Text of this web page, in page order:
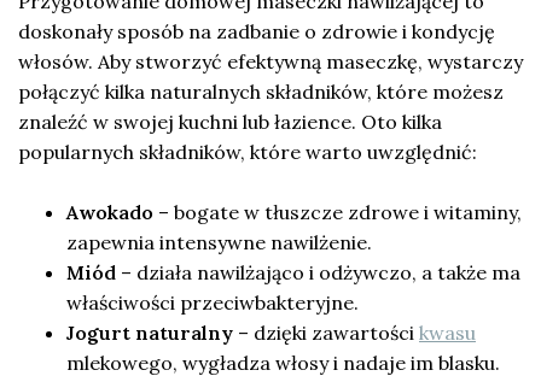
doskonały sposób na zadbanie o zdrowie i kondycję
włosów. Aby stworzyć efektywną maseczkę, wystarczy
połączyć kilka naturalnych składników, które możesz
znaleźć w swojej kuchni lub łazience. Oto kilka
popularnych składników, które warto uwzględnić:
Awokado – bogate w tłuszcze zdrowe i witaminy,
zapewnia intensywne nawilżenie.
Miód – działa nawilżająco i odżywczo, a także ma
właściwości przeciwbakteryjne.
Jogurt naturalny – dzięki zawartości kwasu
mlekowego, wygładza włosy i nadaje im blasku.